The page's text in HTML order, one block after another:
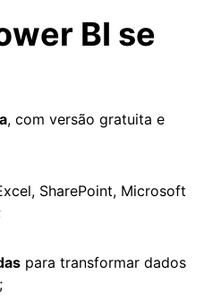
BI se
, com versão gratuita e
SharePoint, Microsoft
para transformar dados